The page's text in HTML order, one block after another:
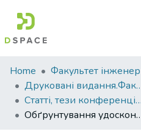
Communities
&
Collections
All of DSpace
Home
Друковані
Статті, тези конференцій. Факультет інженерно-технологічний
Обґрунтування удосконалення